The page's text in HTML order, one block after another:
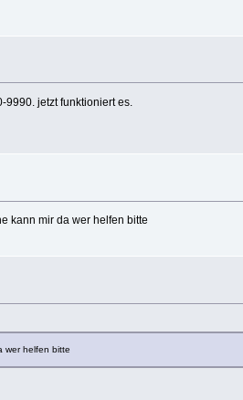
9990. jetzt funktioniert es.
kann mir da wer helfen bitte
wer helfen bitte